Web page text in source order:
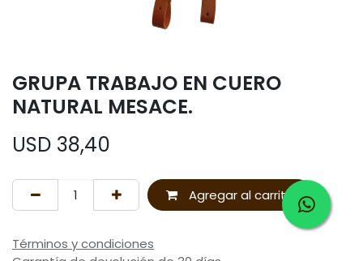
GRUPA TRABAJO EN CUERO
NATURAL MESACE.
USD 38,40
Agregar al carrito
Términos y condiciones